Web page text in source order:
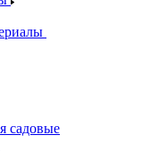
садовые